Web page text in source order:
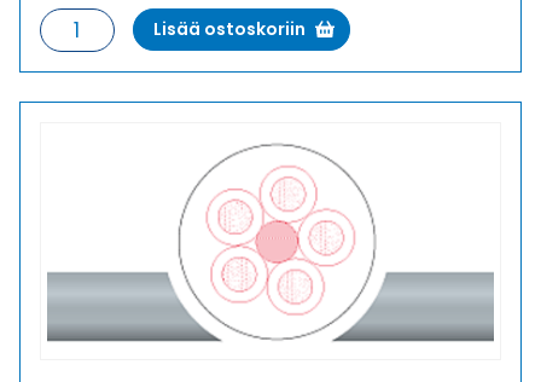
Ohjauskaapeli
ÖPVC-
JB
Lisää ostoskoriin